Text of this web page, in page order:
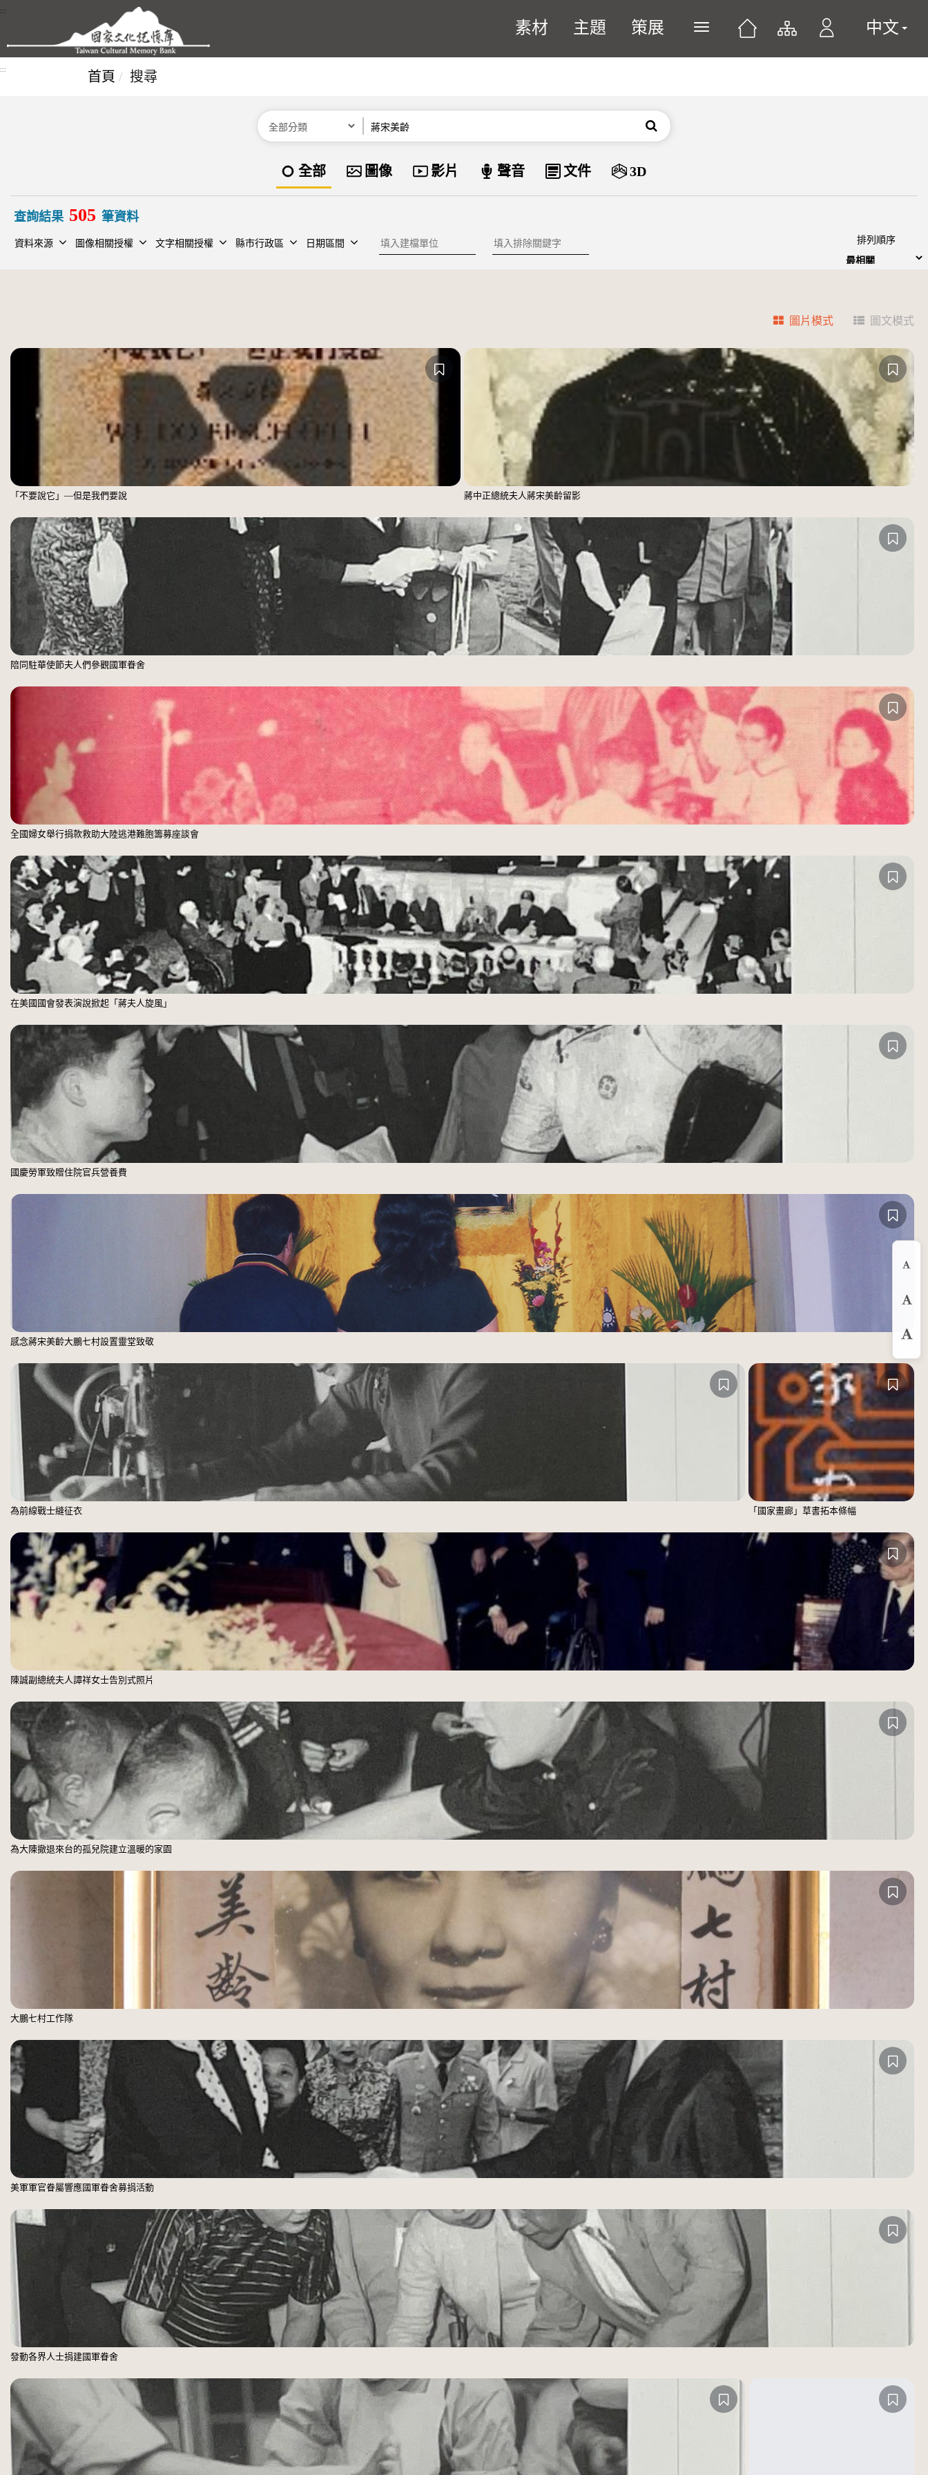
跳到主要內容區塊
:::
素材 主題 策展 展開或關閉主選單 中文
::: 首頁 搜尋
分類 搜尋
資料類型
全部 圖像 影片 聲音 文件 3D
查詢結果 505 筆資料
資料來源 圖像相關授權 文字相關授權 縣市行政區 日期區間 建檔單位 排除關鍵字 排列順序
圖片模式 圖文模式
「不要說它」—但是我們要說 蔣中正總統夫人蔣宋美齡留影
陪同駐華使節夫人們參觀國軍眷舍
全國婦女舉行捐款救助大陸逃港難胞籌募座談會
在美國國會發表演說掀起「蔣夫人旋風」
國慶勞軍致贈住院官兵營養費
感念蔣宋美齡大鵬七村設置靈堂致敬
為前線戰士縫征衣 「國家畫廊」草書拓本條幅
陳誠副總統夫人譚祥女士告別式照片
為大陳撤退來台的孤兒院建立溫暖的家園
大鵬七村工作隊
美軍軍官眷屬響應國軍眷舍募捐活動
發動各界人士捐建國軍眷舍
放